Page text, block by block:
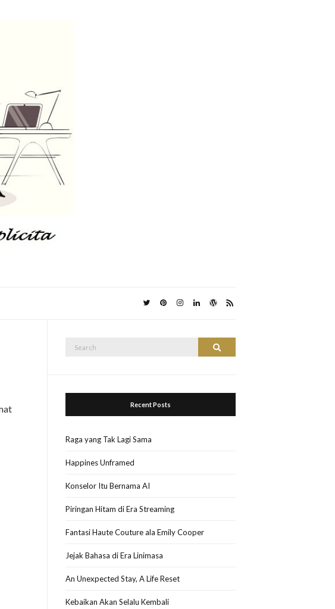
Search
Recent Posts
Raga yang Tak Lagi Sama
Happines Unframed
Konselor Itu Bernama AI
Piringan Hitam di Era Streaming
Fantasi Haute Couture ala Emily Cooper
Jejak Bahasa di Era Linimasa
An Unexpected Stay, A Life Reset
Kebaikan Akan Selalu Kembali